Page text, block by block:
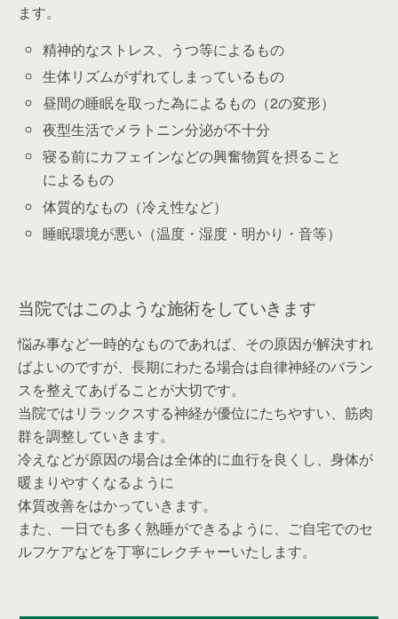
ます。
精神的なストレス、うつ等によるもの
生体リズムがずれてしまっているもの
昼間の睡眠を取った為によるもの（2の変形）
夜型生活でメラトニン分泌が不十分
寝る前にカフェインなどの興奮物質を摂ること
によるもの
体質的なもの（冷え性など）
睡眠環境が悪い（温度・湿度・明かり・音等）
当院ではこのような施術をしていきます
悩み事など一時的なものであれば、その原因が解決すれ
ばよいのですが、長期にわたる場合は自律神経のバラン
スを整えてあげることが大切です。
当院ではリラックスする神経が優位にたちやすい、筋肉
群を調整していきます。
冷えなどが原因の場合は全体的に血行を良くし、身体が
暖まりやすくなるように
体質改善をはかっていきます。
また、一日でも多く熟睡ができるように、ご自宅でのセ
ルフケアなどを丁寧にレクチャーいたします。